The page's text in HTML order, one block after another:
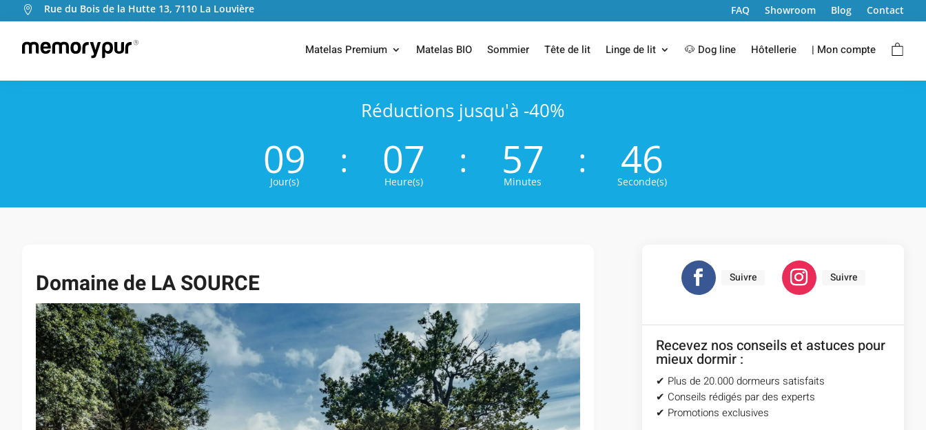
 Rue du Bois de la Hutte 13, 7110 La Louvière FAQ Showroom Blog Contact
Matelas Premium Matelas BIO Sommier Tête de lit Linge de lit 🐶 Dog line Hôtellerie | Mon compte
Réductions jusqu'à -40%
009
Jour(s) : 07
Heure(s) : 57
Minutes : 45
Seconde(s)
Domaine de LA SOURCE Suivre Suivre
Recevez nos conseils et astuces pour
mieux dormir :
✔︎ Plus de 20.000 dormeurs satisfaits
✔︎ Conseils rédigés par des experts
✔︎ Promotions exclusives